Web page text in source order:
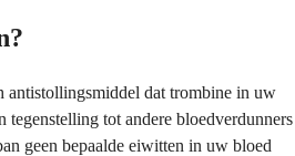
antistollingsmiddel dat trombine in uw
tegenstelling tot andere bloedverdunners
geen bepaalde eiwitten in uw bloed